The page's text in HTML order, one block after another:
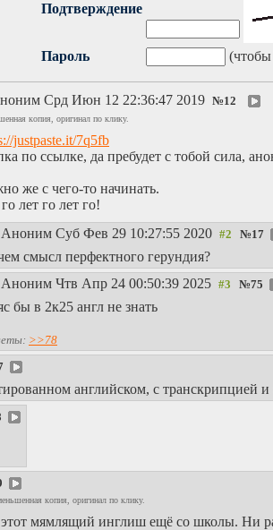
Подтверждение
Пароль (чтобы
Срд Июн 12 22:36:47 2019 №12
копия, оригинал по клику.
justpaste.it/7q5fb
по ссылке, да пребудет с тобой сила,
же с чего-то начинать.
лет го лет го!
Аноним Суб Фев 29 10:27:55 2020 №17
смысл перфектного герундия?
Аноним Чтв Апр 24 00:50:39 2025 №75
бы в 2к25 англ не знать
>>78
английском, с транскрипцией и
копия, оригинал по клику.
мямлящий инглиш ещё со школы. Ни